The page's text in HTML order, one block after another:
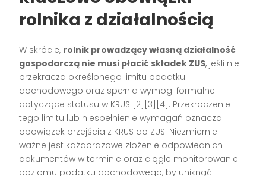
rolnika z działalnością
W skrócie, rolnik prowadzący własną działalność
gospodarczą nie musi płacić składek ZUS, jeśli nie
przekracza określonego limitu podatku
dochodowego oraz spełnia wymogi formalne
dotyczące statusu w KRUS [2][3][4]. Przekroczenie
tego limitu lub niespełnienie wymagań oznacza
obowiązek przejścia z KRUS do ZUS. Niezmiernie
ważne jest każdorazowe złożenie odpowiednich
dokumentów w terminie oraz ciągłe monitorowanie
poziomu podatku dochodowego, by uniknąć